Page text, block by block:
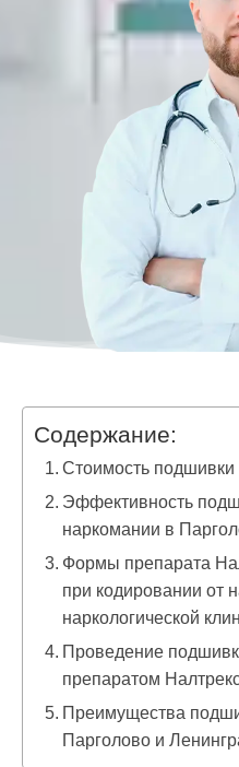
Содержание:
Стоимость подшивки
Эффективность
наркомании в
Формы препарата
при кодировании от
наркологической
Проведение
препаратом
Преимущества
Парголово и